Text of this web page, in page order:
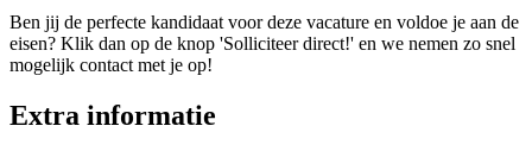
Ben jij de perfecte kandidaat voor deze vacature en voldoe je aan de
eisen? Klik dan op de knop 'Solliciteer direct!' en we nemen zo snel
mogelijk contact met je op!
Extra informatie